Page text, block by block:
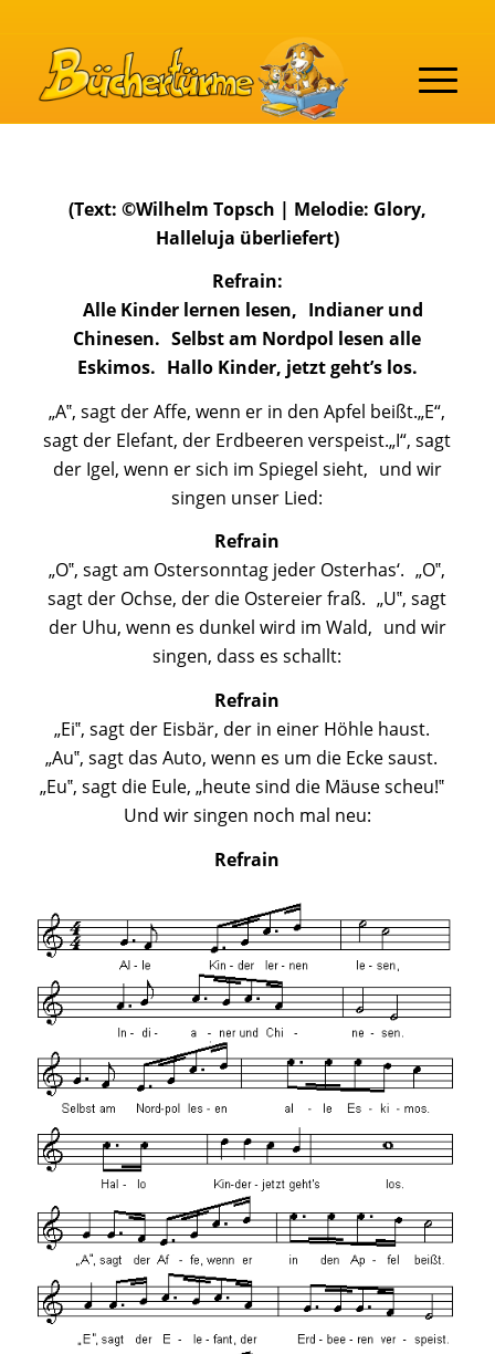
(Text: ©Wilhelm Topsch | Melodie: Glory,
Halleluja überliefert)
Refrain:
Alle Kinder lernen lesen, Indianer und
Chinesen. Selbst am Nordpol lesen alle
Eskimos. Hallo Kinder, jetzt geht’s los.
„A‟, sagt der Affe, wenn er in den Apfel beißt.„E“,
sagt der Elefant, der Erdbeeren verspeist.„I“, sagt
der Igel, wenn er sich im Spiegel sieht, und wir
singen unser Lied:
Refrain
„O‟, sagt am Ostersonntag jeder Osterhas‘. „O‟,
sagt der Ochse, der die Ostereier fraß. „U‟, sagt
der Uhu, wenn es dunkel wird im Wald, und wir
singen, dass es schallt:
Refrain
„Ei‟, sagt der Eisbär, der in einer Höhle haust.
„Au‟, sagt das Auto, wenn es um die Ecke saust.
„Eu‟, sagt die Eule, „heute sind die Mäuse scheu!‟
Und wir singen noch mal neu:
Refrain